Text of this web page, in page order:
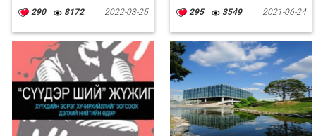
290 8172 2022-03-25
цуврал
295 3549 2021-06-24